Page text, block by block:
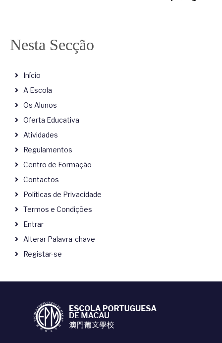
Nesta Secção
Início
A Escola
Os Alunos
Oferta Educativa
Atividades
Regulamentos
Centro de Formação
Contactos
Políticas de Privacidade
Termos e Condições
Entrar
Alterar Palavra-chave
Registar-se